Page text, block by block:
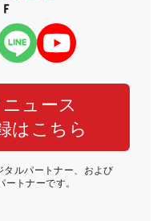
ュース
はこちら
ルパートナー、および
ートナーです。